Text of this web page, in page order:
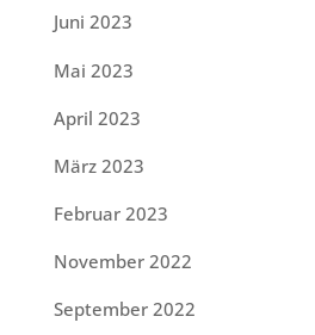
Juni 2023
Mai 2023
April 2023
März 2023
Februar 2023
November 2022
September 2022